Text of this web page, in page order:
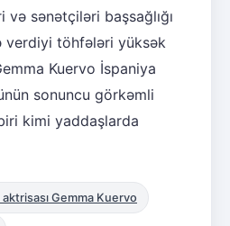
sənətçiləri başsağlığı
verdiyi töhfələri yüksək
Kuervo İspaniya
sonuncu görkəmli
kimi yaddaşlarda
Gemma Kuervo